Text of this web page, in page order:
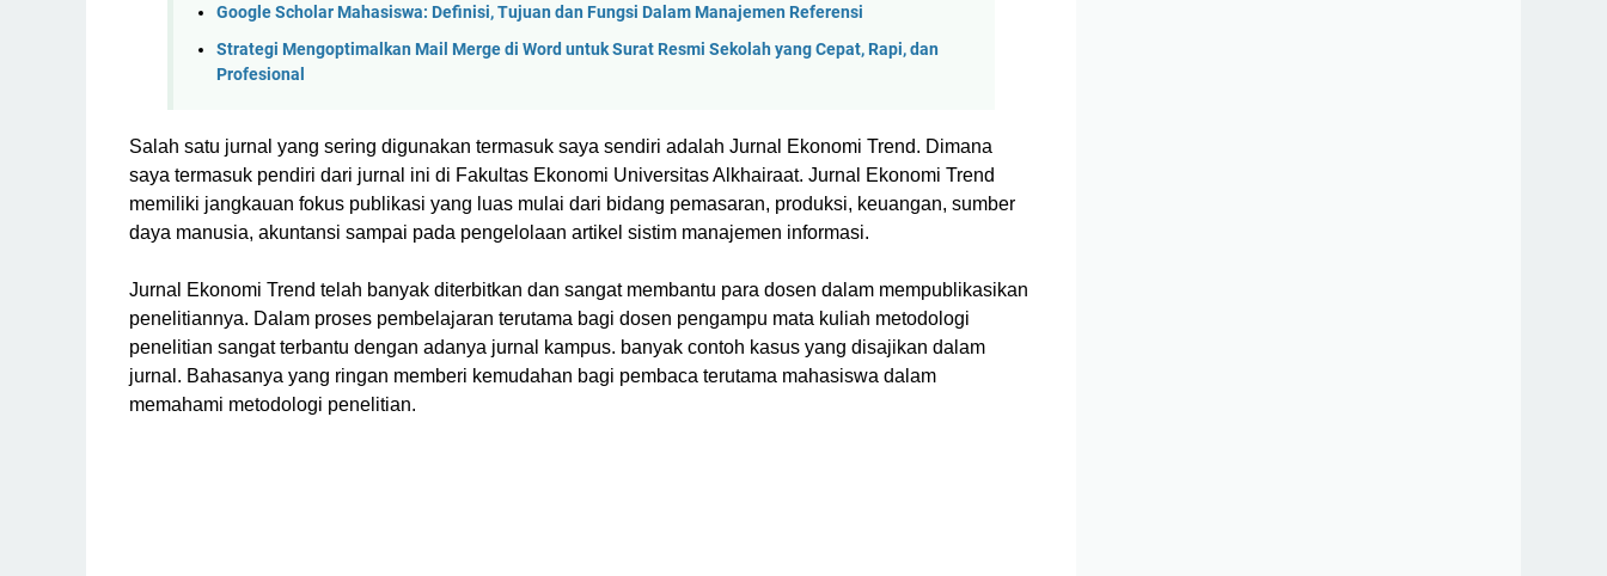
Google Scholar Mahasiswa: Definisi, Tujuan dan Fungsi Dalam Manajemen Referensi
Strategi Mengoptimalkan Mail Merge di Word untuk Surat Resmi Sekolah yang Cepat, Rapi, dan
Profesional
Salah satu jurnal yang sering digunakan termasuk saya sendiri adalah Jurnal Ekonomi Trend. Dimana
saya termasuk pendiri dari jurnal ini di Fakultas Ekonomi Universitas Alkhairaat. Jurnal Ekonomi Trend
memiliki jangkauan fokus publikasi yang luas mulai dari bidang pemasaran, produksi, keuangan, sumber
daya manusia, akuntansi sampai pada pengelolaan artikel sistim manajemen informasi.
Jurnal Ekonomi Trend telah banyak diterbitkan dan sangat membantu para dosen dalam mempublikasikan
penelitiannya. Dalam proses pembelajaran terutama bagi dosen pengampu mata kuliah metodologi
penelitian sangat terbantu dengan adanya jurnal kampus. banyak contoh kasus yang disajikan dalam
jurnal. Bahasanya yang ringan memberi kemudahan bagi pembaca terutama mahasiswa dalam
memahami metodologi penelitian.